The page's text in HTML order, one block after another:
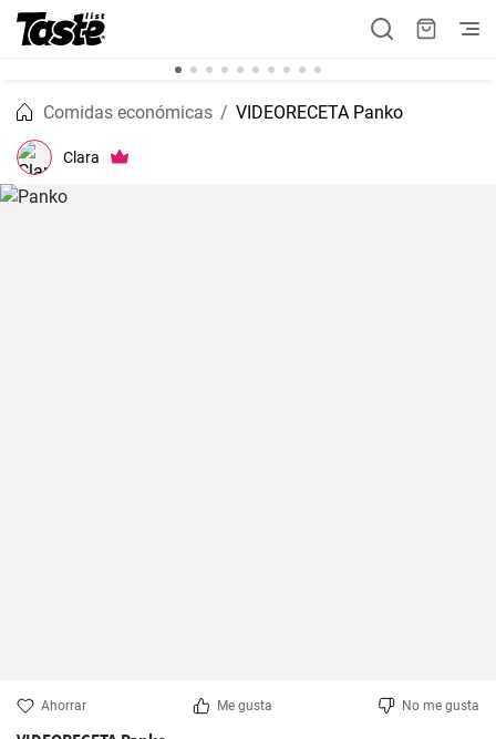
Comidas económicas VIDEORECETA Panko
Clara
Ahorrar Me gusta No me gusta